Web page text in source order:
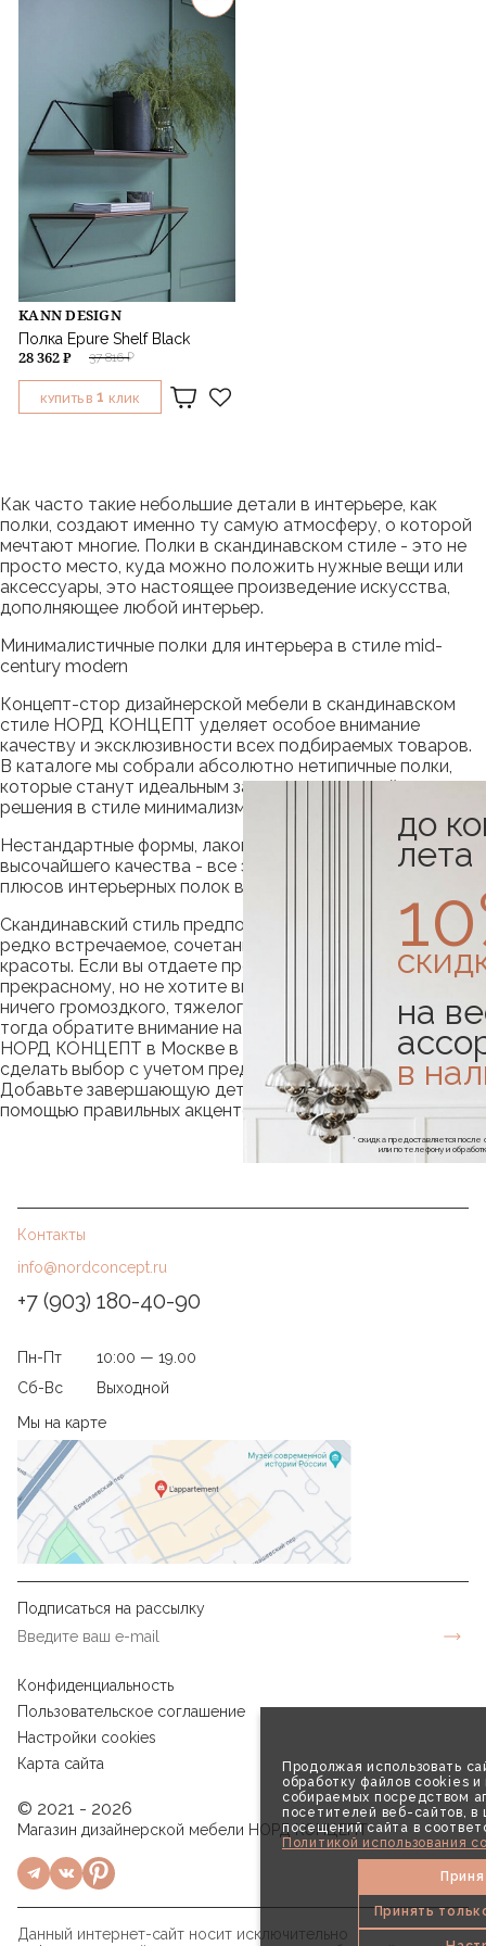
Продолжая использовать
обработку файлов cookies и
собираемых посредством
посетителей веб-сайтов, в
посещений сайта в
Политикой использования
Принять
KANN DESIGN
Полка Epure Shelf Black
37 816 ₽
28 362 ₽
КУПИТЬ В 1 КЛИК
Как часто такие небольшие детали в интерьере, как
полки, создают именно ту самую атмосферу, о которой
мечтают многие. Полки в скандинавском стиле - это не
просто место, куда можно положить нужные вещи или
аксессуары, это настоящее произведение искусства,
дополняющее любой интерьер.
Минималистичные полки для интерьера в стиле mid-
century modern
Концепт-стор дизайнерской мебели в скандинавском
стиле НОРД КОНЦЕПТ уделяет особое внимание
качеству и эксклюзивности всех подбираемых товаров.
В каталоге мы собрали абсолютно нетипичные полки,
которые станут идеальным завершением дизайнерского
решения в стиле минимализм.
Нестандартные формы, лаконичные линии и материалы
высочайшего качества - все это лишь небольшая часть
плюсов интерьерных полок в нашей коллекции.
Скандинавский стиль предполагает удивительное, порой
редко встречаемое, сочетание комфорта, удобства и
красоты. Если вы отдаете предпочтение всему
прекрасному, но не хотите видеть в своем пространстве
ничего громоздкого, тяжелого, занимающего место,
тогда обратите внимание на наш каталог. Консультанты
НОРД КОНЦЕПТ в Москве в любое время помогут
сделать выбор с учетом предпочитаемого стиля и цен.
Добавьте завершающую деталь в свой интерьер с
помощью правильных акцентов.
до
лета
на
в
* скидка предоставляется
или по телефону и
Контакты
info@nordconcept.ru
+7 (903) 180-40-90
Пн-Пт
10:00 — 19.00
Сб-Вс
Выходной
Мы на карте
Подписаться на рассылку
Конфиденциальность
Пользовательское соглашение
Настройки cookies
Карта сайта
© 2021 - 2026
Магазин дизайнерской мебели НОРД КОНЦЕПТ
Данный интернет-сайт носит исключительно